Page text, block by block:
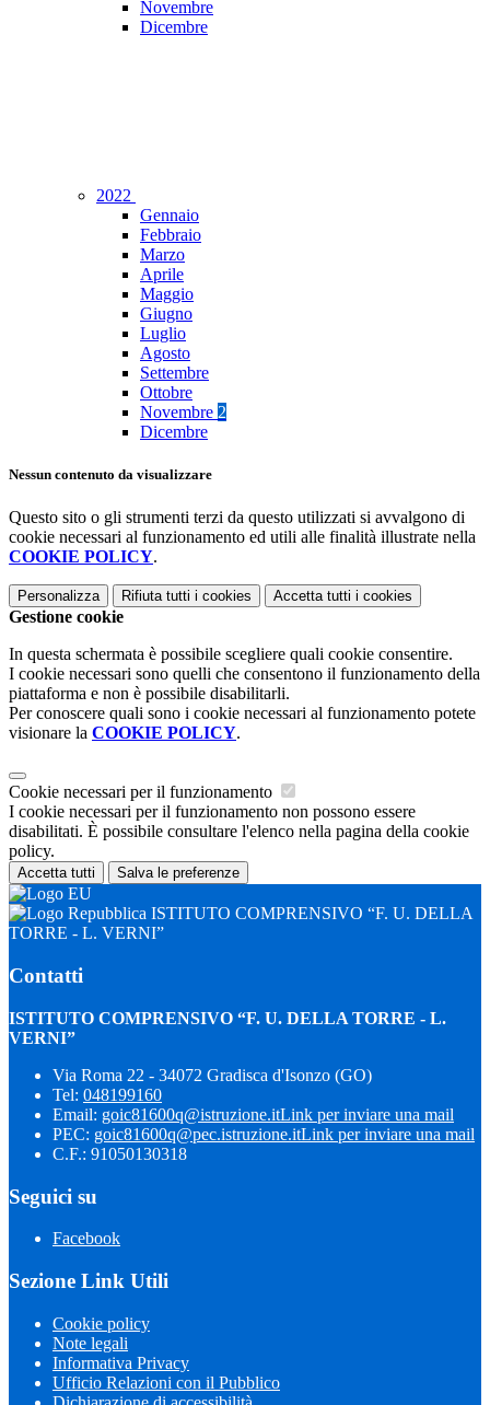
Novembre
Dicembre
2022
Gennaio
Febbraio
Marzo
Aprile
Maggio
Giugno
Luglio
Agosto
Settembre
Ottobre
Novembre 2
Dicembre
Nessun contenuto da visualizzare
Questo sito o gli strumenti terzi da questo utilizzati si avvalgono di
cookie necessari al funzionamento ed utili alle finalità illustrate nella
COOKIE POLICY.
Personalizza Rifiuta tutti i cookies Accetta tutti i cookies
Gestione cookie
In questa schermata è possibile scegliere quali cookie consentire.
I cookie necessari sono quelli che consentono il funzionamento della
piattaforma e non è possibile disabilitarli.
Per conoscere quali sono i cookie necessari al funzionamento potete
visionare la COOKIE POLICY.
Cookie necessari per il funzionamento
I cookie necessari per il funzionamento non possono essere
disabilitati. È possibile consultare l'elenco nella pagina della cookie
policy.
Accetta tutti Salva le preferenze
ISTITUTO COMPRENSIVO “F. U. DELLA
TORRE - L. VERNI”
Contatti
ISTITUTO COMPRENSIVO “F. U. DELLA TORRE - L.
VERNI”
Via Roma 22 - 34072 Gradisca d'Isonzo (GO)
Tel: 048199160
Email: goic81600q@istruzione.itLink per inviare una mail
PEC: goic81600q@pec.istruzione.itLink per inviare una mail
C.F.: 91050130318
Seguici su
Facebook
Sezione Link Utili
Cookie policy
Note legali
Informativa Privacy
Ufficio Relazioni con il Pubblico